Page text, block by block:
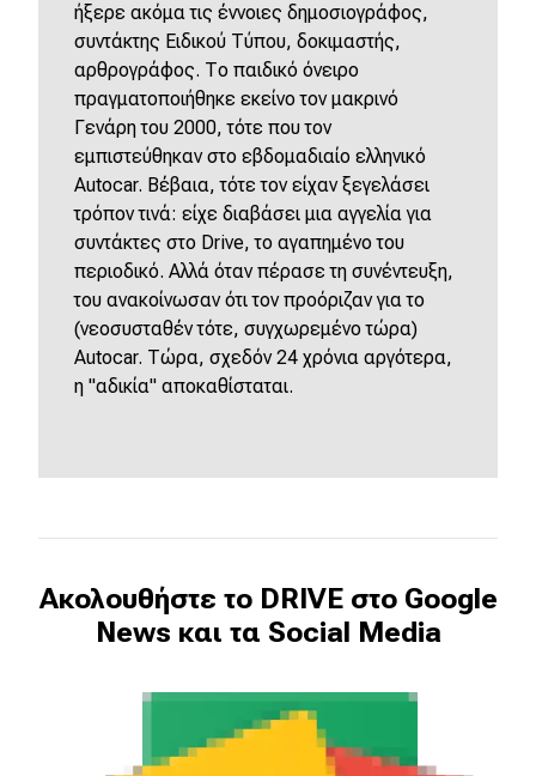
ήξερε ακόμα τις έννοιες δημοσιογράφος,
συντάκτης Ειδικού Τύπου, δοκιμαστής,
αρθρογράφος. Το παιδικό όνειρο
πραγματοποιήθηκε εκείνο τον μακρινό
Γενάρη του 2000, τότε που τον
εμπιστεύθηκαν στο εβδομαδιαίο ελληνικό
Autocar. Βέβαια, τότε τον είχαν ξεγελάσει
τρόπον τινά: είχε διαβάσει μια αγγελία για
συντάκτες στο Drive, το αγαπημένο του
περιοδικό. Αλλά όταν πέρασε τη συνέντευξη,
του ανακοίνωσαν ότι τον προόριζαν για το
(νεοσυσταθέν τότε, συγχωρεμένο τώρα)
Autocar. Τώρα, σχεδόν 24 χρόνια αργότερα,
η "αδικία" αποκαθίσταται.
Ακολουθήστε το DRIVE στο Google
News και τα Social Media